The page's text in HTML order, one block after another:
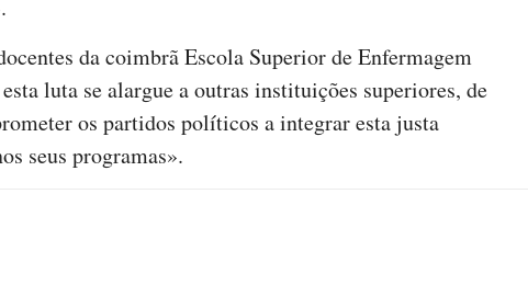
da coimbrã Escola Superior de Enfermagem
luta se alargue a outras instituições superiores, de
os partidos políticos a integrar esta justa
seus programas».